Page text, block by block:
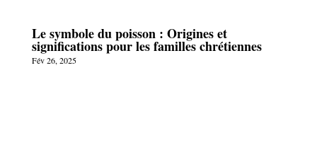
Le symbole du poisson : Origines et
significations pour les familles chrétiennes
Fév 26, 2025